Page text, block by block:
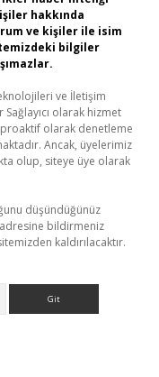
hakkında
ve kişiler ile isim
bilgiler
ve İletişim
olarak hizmet
olarak denetleme
Ancak, üyelerimiz
olup, siteye üye olarak
düşündüğünüz
adresine bildirmeniz
kaldırılacaktır.